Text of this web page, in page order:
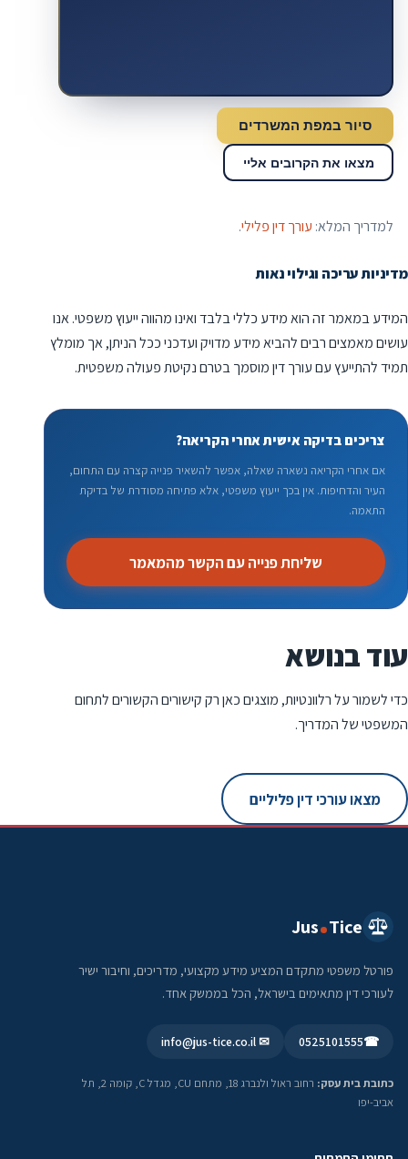
סיור במפת המשרדים
מצאו את הקרובים אליי
למדריך המלא: עורך דין פלילי.
מדיניות עריכה וגילוי נאות
המידע במאמר זה הוא מידע כללי בלבד ואינו מהווה ייעוץ משפטי. אנו
עושים מאמצים רבים להביא מידע מדויק ועדכני ככל הניתן, אך מומלץ
תמיד להתייעץ עם עורך דין מוסמך בטרם נקיטת פעולה משפטית.
צריכים בדיקה אישית אחרי הקריאה?
אם אחרי הקריאה נשארה שאלה, אפשר להשאיר פנייה קצרה עם התחום,
העיר והדחיפות. אין בכך ייעוץ משפטי, אלא פתיחה מסודרת של בדיקת
התאמה.
שליחת פנייה עם הקשר מהמאמר
עוד בנושא
כדי לשמור על רלוונטיות, מוצגים כאן רק קישורים הקשורים לתחום
המשפטי של המדריך.
מצאו עורכי דין פליליים
Jus Tice
פורטל משפטי מתקדם המציע מידע מקצועי, מדריכים, וחיבור ישיר
לעורכי דין מתאימים בישראל, הכל בממשק אחד.
☎
0525101555
✉ info@jus-tice.co.il
כתובת בית עסק:
רחוב ראול ולנברג 18, מתחם CU, מגדל C, קומה 2, תל
אביב-יפו